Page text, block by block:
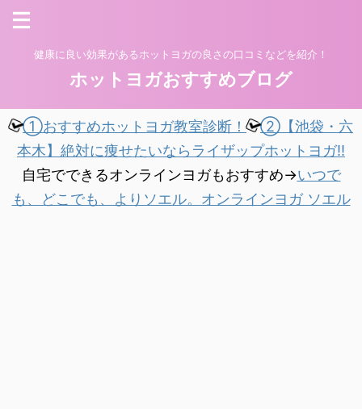
健康に良い効果があるホットヨガの良さの口コミなどを紹介！
ホットヨガおすすめブログ
①おすすめホットヨガ教室診断！
②【池袋・六
本木】絶対に痩せたいならライザップホットヨガ!!
自宅でできるオンラインヨガもおすすめ→いつで
も、どこでも、よりソエル。オンラインヨガ ソエル